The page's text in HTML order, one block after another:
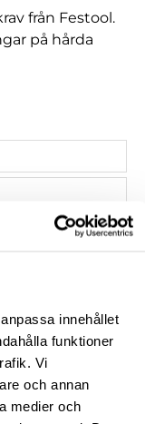
innehållet
funktioner
Vi
och annan
medier och
från Festool.
på hårda